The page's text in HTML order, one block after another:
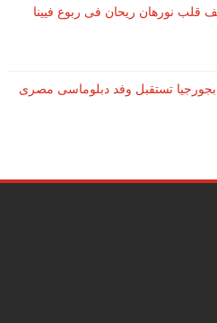
قلب نورهان ريحان فى ربوع فيينا
بجورجيا تستقبل وفد دبلوماسى مصرى